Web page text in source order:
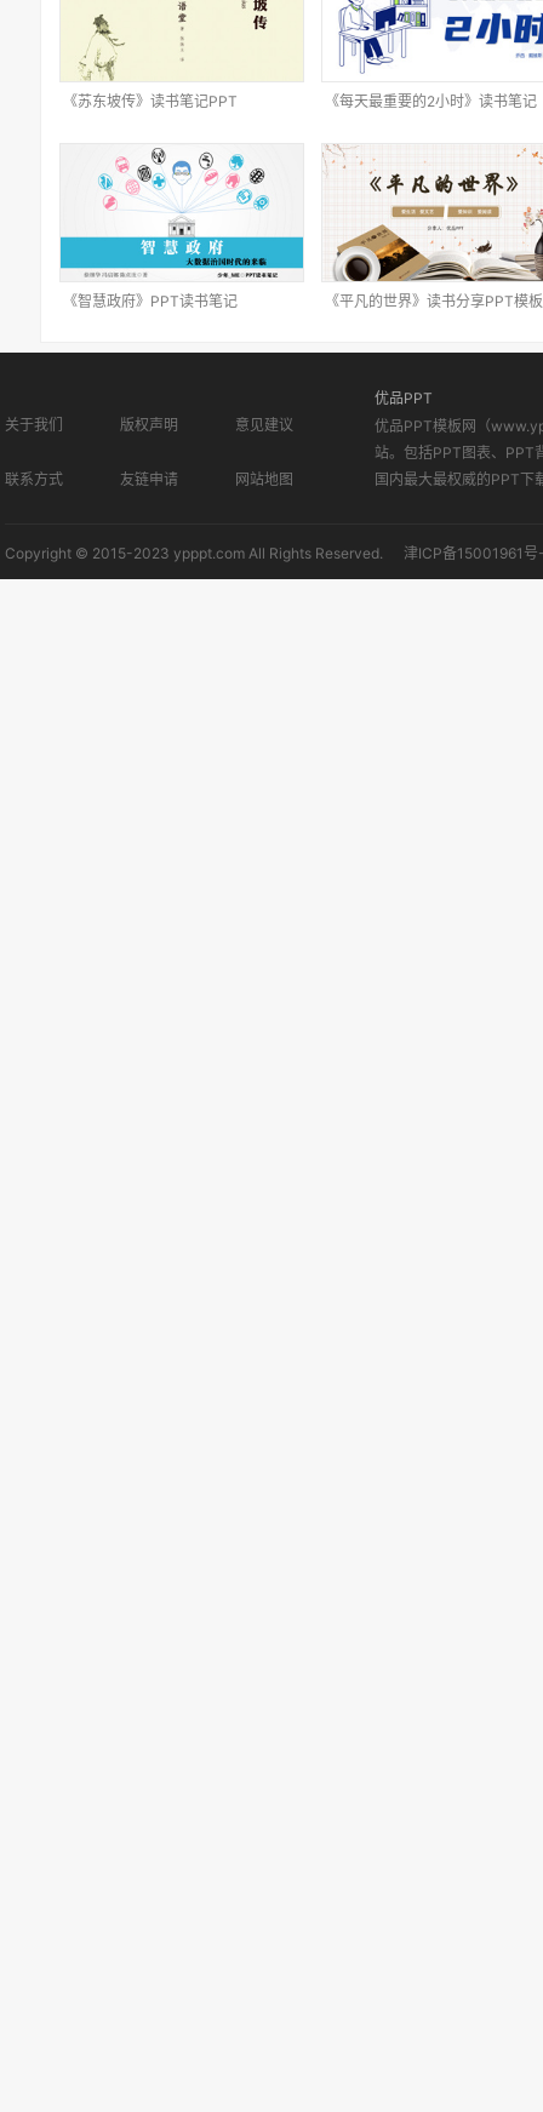
《苏东坡传》读书笔记PPT
《每天最重要的2小时》读书笔记
《智慧政府》PPT读书笔记 《平凡的世界》读书分享PPT模板
关于我们 版权声明 意见建议
联系方式 友链申请 网站地图
优品PPT
优品PPT模板网（
站。包括PPT图表、PPT
国内最大最权威的PPT下
Copyright © 2015-2023 ypppt.com All Rights Reserved. 津ICP备15001961号